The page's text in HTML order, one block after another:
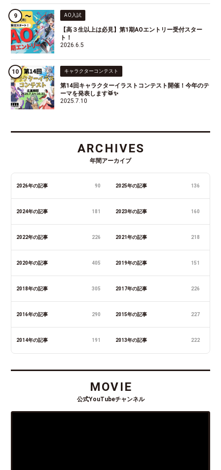
AO入試
【高３生以上は必見】第1期AOエントリー受付スター
ト！
2026.6.5
キャラクターコンテスト
第14回キャラクターイラストコンテスト開催！今年のテ
ーマを発表します🥁✨
2025.7.10
ARCHIVES
年間アーカイブ
2026年の記事 90 2025年の記事 136
2024年の記事 181 2023年の記事 160
2022年の記事 226 2021年の記事 218
2020年の記事 405 2019年の記事 151
2018年の記事 305 2017年の記事 226
2016年の記事 290 2015年の記事 227
2014年の記事 191 2013年の記事 222
MOVIE
公式YouTubeチャンネル